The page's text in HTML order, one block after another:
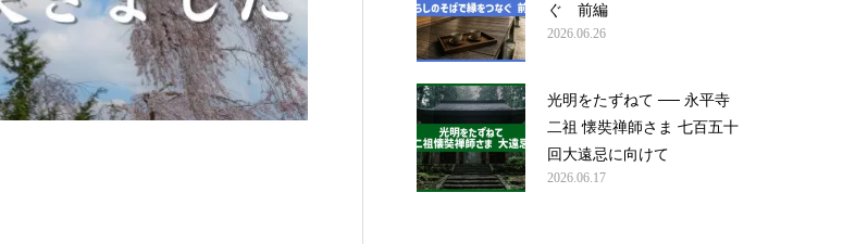
ぐ 前編
2026.06.26
光明をたずねて ── 永平寺
二祖 懐奘禅師さま 七百五十
回大遠忌に向けて
2026.06.17